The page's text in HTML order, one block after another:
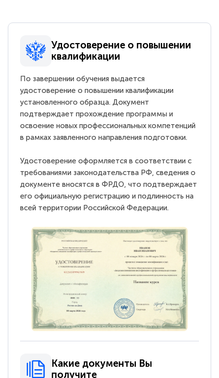
Удостоверение о повышении
квалификации
По завершении обучения выдается
удостоверение о повышении квалификации
установленного образца. Документ
подтверждает прохождение программы и
освоение новых профессиональных компетенций
в рамках заявленного направления подготовки.
Удостоверение оформляется в соответствии с
требованиями законодательства РФ, сведения о
документе вносятся в ФРДО, что подтверждает
его официальную регистрацию и подлинность на
всей территории Российской Федерации.
Какие документы Вы
получите